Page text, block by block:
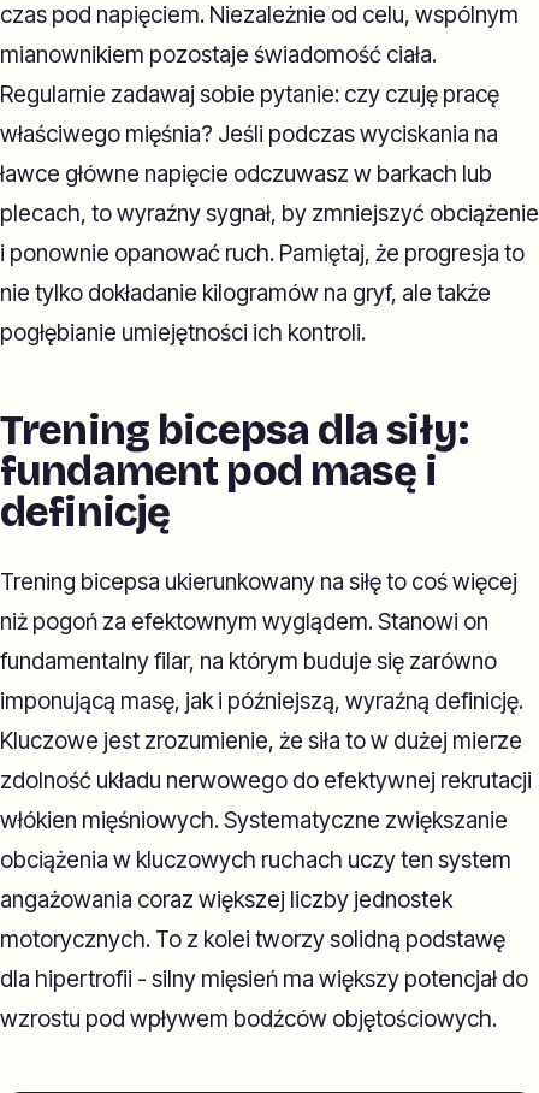
czas pod napięciem. Niezależnie od celu, wspólnym
mianownikiem pozostaje świadomość ciała.
Regularnie zadawaj sobie pytanie: czy czuję pracę
właściwego mięśnia? Jeśli podczas wyciskania na
ławce główne napięcie odczuwasz w barkach lub
plecach, to wyraźny sygnał, by zmniejszyć obciążenie
i ponownie opanować ruch. Pamiętaj, że progresja to
nie tylko dokładanie kilogramów na gryf, ale także
pogłębianie umiejętności ich kontroli.
Trening bicepsa dla siły:
fundament pod masę i
definicję
Trening bicepsa ukierunkowany na siłę to coś więcej
niż pogoń za efektownym wyglądem. Stanowi on
fundamentalny filar, na którym buduje się zarówno
imponującą masę, jak i późniejszą, wyraźną definicję.
Kluczowe jest zrozumienie, że siła to w dużej mierze
zdolność układu nerwowego do efektywnej rekrutacji
włókien mięśniowych. Systematyczne zwiększanie
obciążenia w kluczowych ruchach uczy ten system
angażowania coraz większej liczby jednostek
motorycznych. To z kolei tworzy solidną podstawę
dla hipertrofii - silny mięsień ma większy potencjał do
wzrostu pod wpływem bodźców objętościowych.